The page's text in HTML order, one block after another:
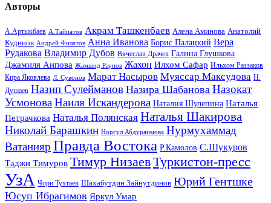
Авторы
А.Артыкбаев А.Тайпатов Акрам Ташкенбаев Алена Аминова Анатолий
Кудинов Андрей Филатов Анна Иванова Борис Палацкий Вера
Рудакова Владимир Дубов Вячеслав Драчев Галина Глушкова
Джамиля Аипова Жамшид Раупов Жахон Илхом Сафар Ильхом Раззаков
Кира Яковлева Л. Сувонов Марат Насыров Муяссар Максудова Н.
Душаев Назип Сулейманов Назира Шабанова Назокат
УсмоноваНаиля Искандерова Наталия Шулепина Наталья
Петрачкова Наталья Полянская Наталья Шакирова
Николай Барашкин Норгул Абдураимова Нурмухаммад
Ватанияр Правда Востока Р.Камолов С.Шукуров
Таджи Тимуров Тимур НизаевТуркистон-пресс
УзА Чори Тухтаев Шахабутдин Зайнутдинов Юрий Гентшке
Юсуп Ибрагимов Яркул Умар